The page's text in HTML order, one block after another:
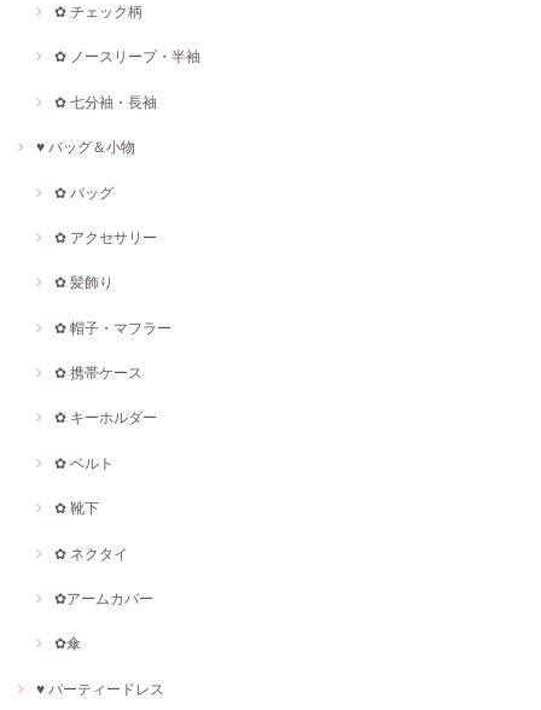
✿ チェック柄
✿ ノースリープ・半袖
✿ 七分袖・長袖
♥ バッグ＆小物
✿ バッグ
✿ アクセサリー
✿ 髪飾り
✿ 帽子・マフラー
✿ 携帯ケース
✿ キーホルダー
✿ ベルト
✿ 靴下
✿ ネクタイ
✿アームカバー
✿傘
♥ パーティードレス